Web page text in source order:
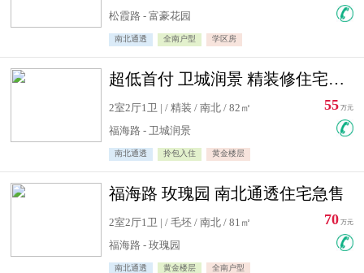
松霞路 - 富豪花园
南北通透 全南户型 学区房
超低首付 卫城润景 精装修住宅急售 可公积金贷款
2室2厅1卫 | / 精装 / 南北 / 82㎡
福海路 - 卫城润景
南北通透 拎包入住 黄金楼层
55 万元
福海路 玫瑰园 南北通透住宅急售
2室2厅1卫 | / 毛坯 / 南北 / 81㎡
福海路 - 玫瑰园
南北通透 黄金楼层 全南户型
70 万元